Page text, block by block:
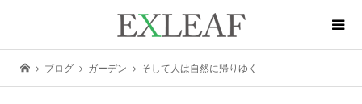
ブログ ガーデン そして人は自然に帰りゆく